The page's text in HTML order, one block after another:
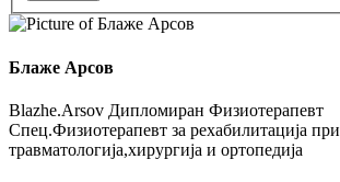
Блаже Арсов
Blazhe.Arsov Дипломиран Физиотерапевт
Спец.Физиотерапевт за рехабилитација при
травматологија,хирургија и ортопедија